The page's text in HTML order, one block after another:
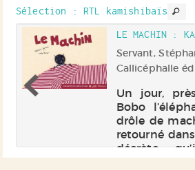
Sélection : RTL kamishibaïs
LE MACHIN :
Servant,
Callicéphalle
Un jour,
Bobo
drôle de
retourné
décrète
chapeau.